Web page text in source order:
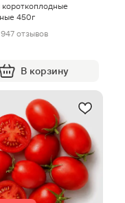
450г
отзывов
В корзину